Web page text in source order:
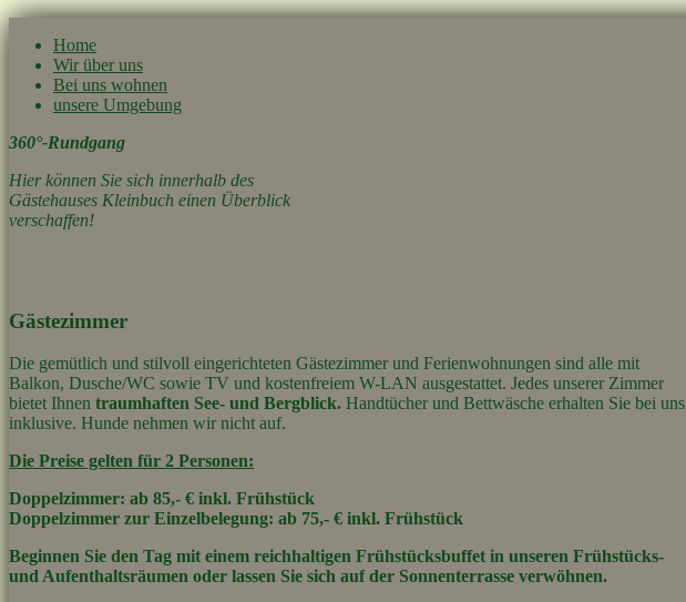
Home
Wir über uns
Bei uns wohnen
unsere Umgebung
360°-Rundgang
Hier können Sie sich innerhalb des
Gästehauses Kleinbuch einen Überblick
verschaffen!
Gästezimmer
Die gemütlich und stilvoll eingerichteten Gästezimmer und Ferienwohnungen sind alle mit
Balkon, Dusche/WC sowie TV und kostenfreiem W-LAN ausgestattet. Jedes unserer Zimmer
bietet Ihnen traumhaften See- und Bergblick. Handtücher und Bettwäsche erhalten Sie bei uns
inklusive. Hunde nehmen wir nicht auf.
Die Preise gelten für 2 Personen:
Doppelzimmer: ab 85,- € inkl. Frühstück
Doppelzimmer zur Einzelbelegung: ab 75,- € inkl. Frühstück
Beginnen Sie den Tag mit einem reichhaltigen Frühstücksbuffet in unseren Frühstücks-
und Aufenthaltsräumen oder lassen Sie sich auf der Sonnenterrasse verwöhnen.